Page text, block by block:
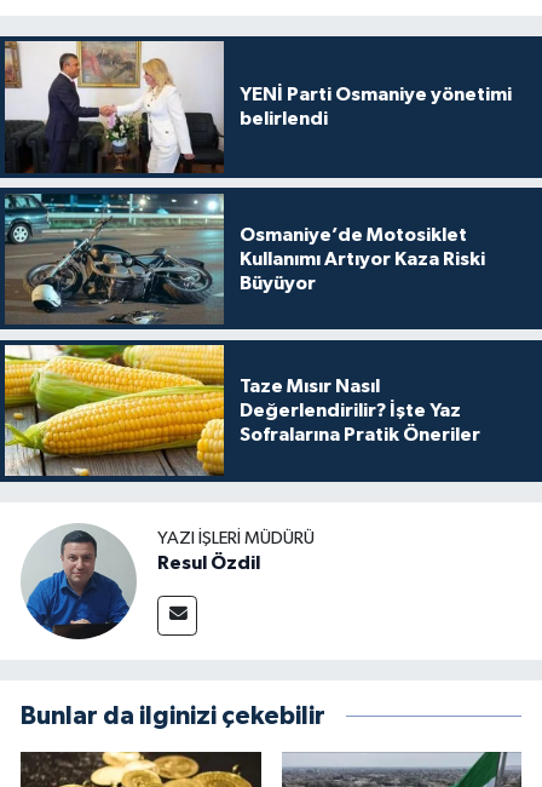
YENİ Parti Osmaniye yönetimi
belirlendi
Osmaniye’de Motosiklet
Kullanımı Artıyor Kaza Riski
Büyüyor
Taze Mısır Nasıl
Değerlendirilir? İşte Yaz
Sofralarına Pratik Öneriler
YAZI İŞLERI MÜDÜRÜ
Resul Özdil
Bunlar da ilginizi çekebilir